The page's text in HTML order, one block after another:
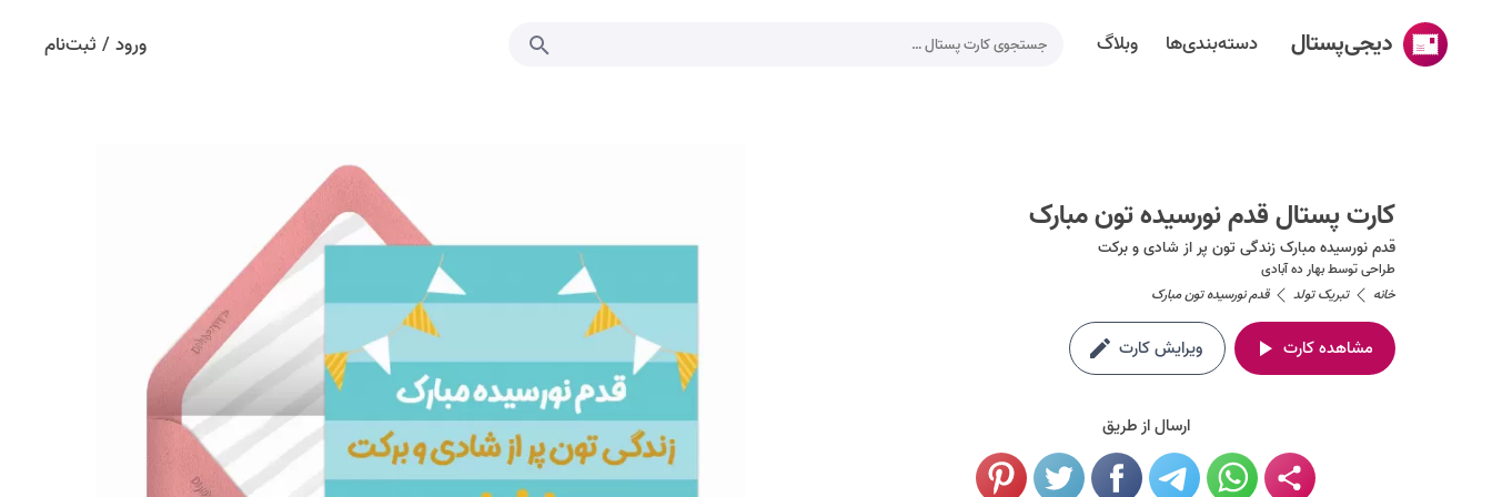
دیجی‌پستال دسته‌بندی‌ها وبلاگ ورود / ثبت‌نام
دسته‌بندی‌ها
تقویم مناسبت ها
کارت پستال قدم نورسیده تون مبارک
قدم نورسیده مبارک زندگی تون پر از شادی و برکت
طراحی توسطبهار ده آبادی
خانه
تبریک تولد قدم نورسیده تون مبارک
مشاهده کارت ویرایش کارت
ارسال از طریق